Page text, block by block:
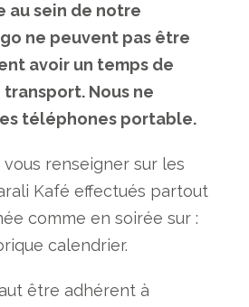
au sein de notre
ne peuvent pas être
avoir un temps de
Nous ne
téléphones portable.
vous renseigner sur les
Kafé effectués partout
comme en soirée sur :
calendrier.
être adhérent à